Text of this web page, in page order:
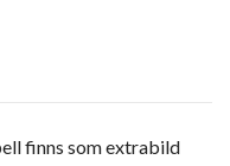
finns som extrabild